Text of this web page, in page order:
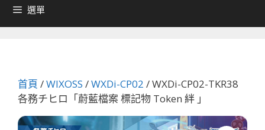
選單
首頁 /WIXOSS /WXDi-CP02 / WXDi-CP02-TKR38
各務チヒロ「蔚藍檔案 標記物 Token 絆 」